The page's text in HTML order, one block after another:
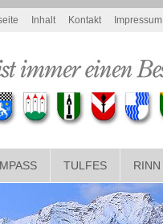
Inhalt Kontakt Impressum
TULFES RINN